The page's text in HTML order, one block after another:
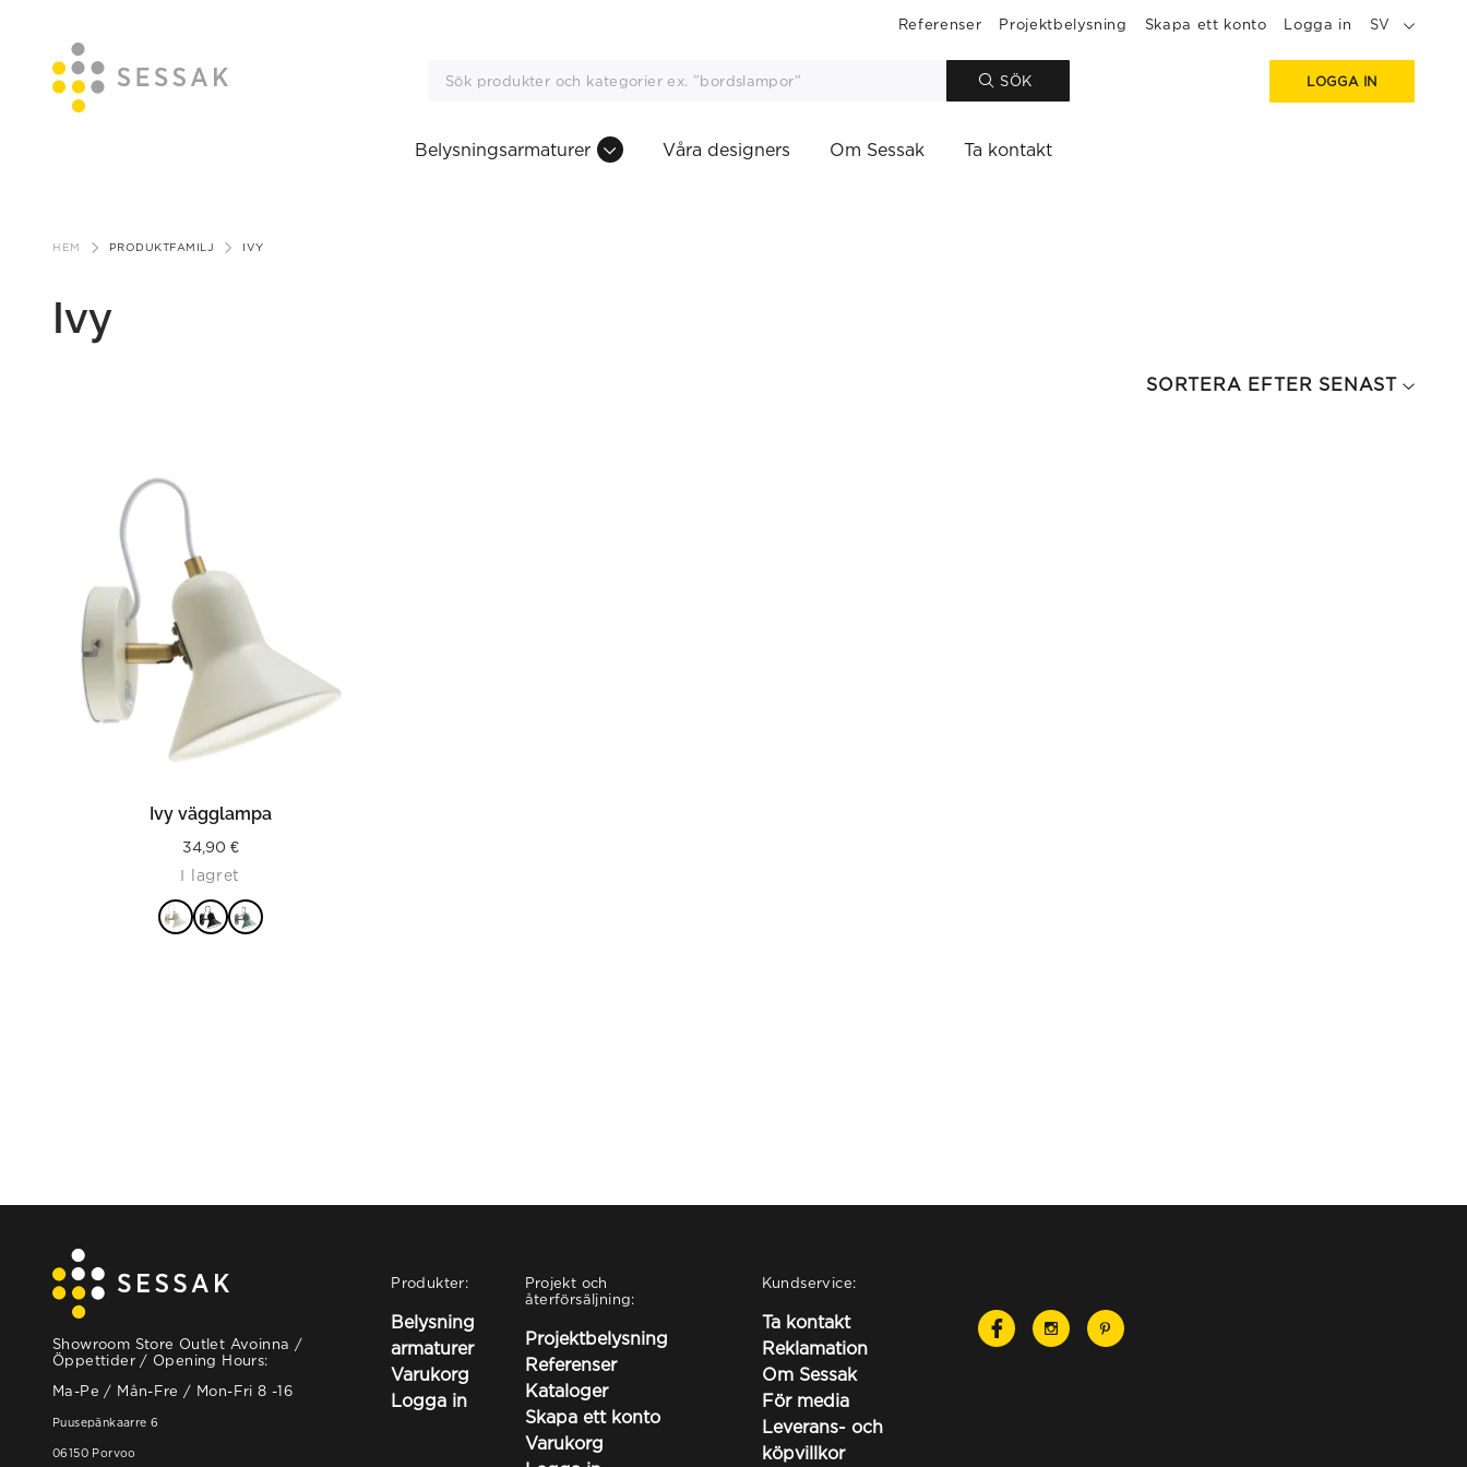
Referenser Projektbelysning Skapa ett konto Logga in SV
SÖK LOGGA IN
Belysningsarmaturer Våra designers Om Sessak Ta kontakt
HEM PRODUKTFAMILJ IVY
Ivy
LÄS MER
Ivy vägglampa
34,90 €
I lagret
Showroom Store Outlet Avoinna /
Öppettider / Opening Hours:
Ma-Pe / Mån-Fre / Mon-Fri 8 -16
Puusepänkaarre 6
06150 Porvoo
Produkter:
Belysning
armaturer
Varukorg
Logga in
Projekt och
återförsäljning:
Projektbelysning
Referenser
Kataloger
Skapa ett konto
Varukorg
Kundservice:
Ta kontakt
Reklamation
Om Sessak
För media
Leverans- och
köpvillkor